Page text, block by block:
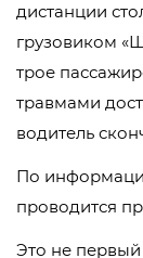
дистанции
грузовиком
трое
травмами
водитель
По
проводится
Это не